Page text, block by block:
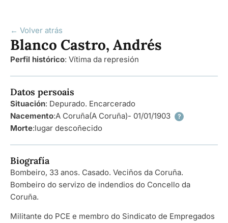
← Volver atrás
Blanco Castro, Andrés
Perfil histórico: Vítima da represión
Datos persoais
Situación: Depurado. Encarcerado
Nacemento:A Coruña(A Coruña)- 01/01/1903 ?
Morte:lugar descoñecido
Biografía
Bombeiro, 33 anos. Casado. Veciños da Coruña.
Bombeiro do servizo de indendios do Concello da
Coruña.
Militante do PCE e membro do Sindicato de Empregados